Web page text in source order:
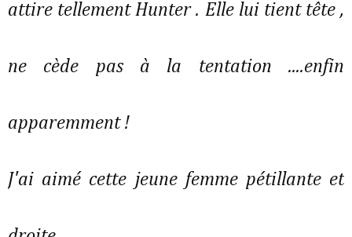
attire tellement Hunter . Elle lui tient tête ,
ne cède pas à la tentation ....enfin
apparemment !
J'ai aimé cette jeune femme pétillante et